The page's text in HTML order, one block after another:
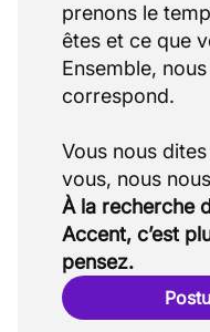
prenons le
êtes et ce que
Ensemble,
correspond.
Vous nous
À la recherche
Accent, c’est
pensez.